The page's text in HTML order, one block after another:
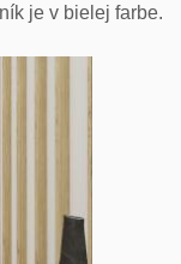
je v bielej farbe.